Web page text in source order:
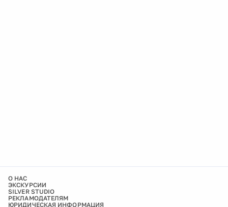
О НАС
ЭКСКУРСИИ
SILVER STUDIO
РЕКЛАМОДАТЕЛЯМ
ЮРИДИЧЕСКАЯ ИНФОРМАЦИЯ